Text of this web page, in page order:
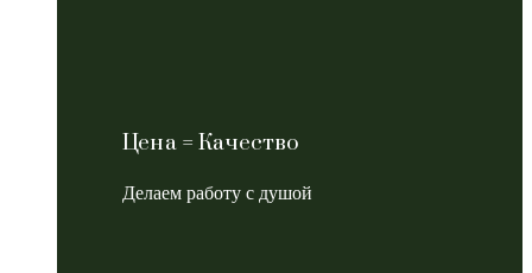
Цена = Качество
Делаем работу с душой